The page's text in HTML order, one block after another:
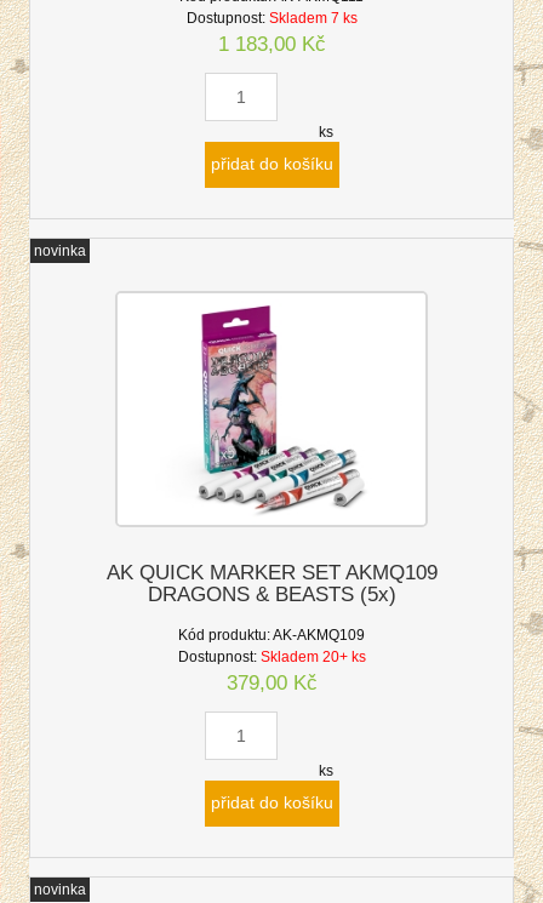
Dostupnost: Skladem 7 ks
1 183,00 Kč
ks
přidat do košíku
AK QUICK MARKER SET AKMQ109
DRAGONS & BEASTS (5x)
Kód produktu:AK-AKMQ109
Dostupnost: Skladem 20+ ks
379,00 Kč
ks
přidat do košíku
novinka
novinka